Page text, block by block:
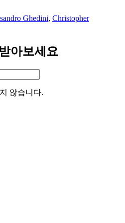
Ghedini, Christopher
아보세요
않습니다.